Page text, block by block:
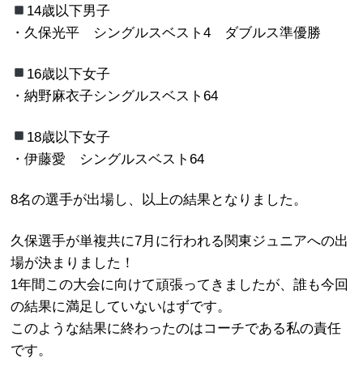
14歳以下男子
・久保光平 シングルスベスト4 ダブルス準優勝
16歳以下女子
・納野麻衣子シングルスベスト64
18歳以下女子
・伊藤愛 シングルスベスト64
8名の選手が出場し、以上の結果となりました。
久保選手が単複共に7月に行われる関東ジュニアへの出
場が決まりました！
1年間この大会に向けて頑張ってきましたが、誰も今回
の結果に満足していないはずです。
このような結果に終わったのはコーチである私の責任
です。